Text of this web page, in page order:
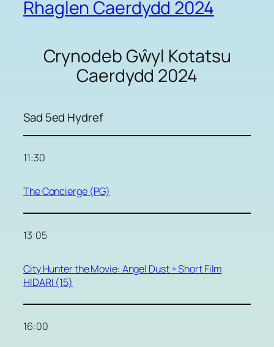
Rhaglen Caerdydd 2024
Crynodeb Gŵyl Kotatsu
Caerdydd 2024
Sad 5ed Hydref
11:30
The Concierge (PG)
13:05
City Hunter the Movie: Angel Dust + Short Film
HIDARI (15)
16:00